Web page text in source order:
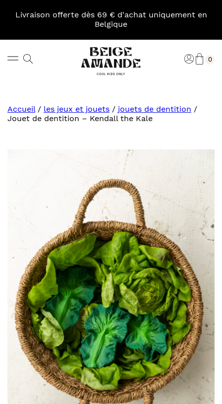
Livraison offerte dès 69 € d'achat uniquement en
Belgique
Rechercher 0
Accueil/ les jeux et jouets / jouets de dentition /
Jouet de dentition – Kendall the Kale